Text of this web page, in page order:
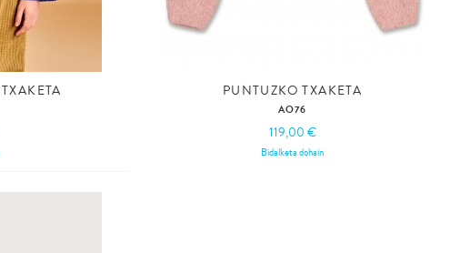
PUNTUZKO TXAKETA
AO76
119,00 €
Bidalketa dohain